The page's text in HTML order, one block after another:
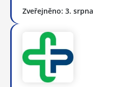
Zveřejněno: 3. srpna